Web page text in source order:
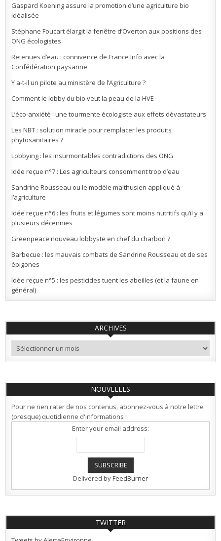
Gaspard Koening assure la promotion d’une agriculture bio
idéalisée
Stéphane Foucart élargit la fenêtre d’Overton aux positions des
ONG écologistes.
Retenues d’eau : connivence de France Info avec la
Confédération paysanne.
Y a-t-il un pilote au ministère de l’Agriculture ?
Comment le lobby du bio veut la peau de la HVE
L’éco-anxiété : une tourmente écologiste aux effets dévastateurs
Les NBT : solution miracle pour remplacer les produits
phytosanitaires ?
Lobbying : les insurmontables contradictions des ONG
Idée reçue n°7 : Les agriculteurs consomment trop d’eau
Sandrine Rousseau ou le modèle malthusien appliqué à
l’agriculture
Idée reçue n°6 : les fruits et légumes sont moins nutritifs qu’il y a
plusieurs décennies
Greenpeace nouveau lobbyste en chef du charbon ?
Barbecue : les mauvais combats de Sandrine Rousseau et de ses
épigones
Idée reçue n°5 : les pesticides tuent les abeilles (et la faune en
général)
ARCHIVES
Archives
NOUVELLES
Pour ne rien rater de nos contenus, abonnez-vous à notre lettre
(presque) quotidienne d'informations !
Enter your email address:
Delivered byFeedBurner
TWITTER